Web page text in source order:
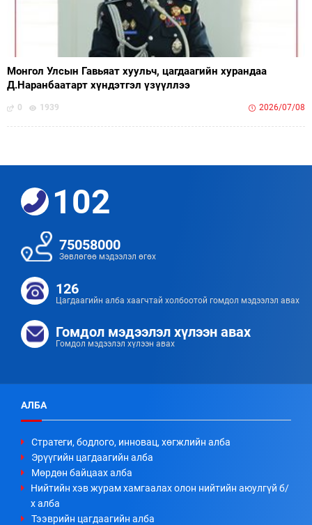
Монгол Улсын Гавьяат хуульч, цагдаагийн хурандаа
Д.Наранбаатарт хүндэтгэл үзүүллээ
0 1939 2026/07/08
102
75058000
Зөвлөгөө мэдээлэл өгөх
126
Цагдаагийн алба хаагчтай холбоотой гомдол мэдээлэл авах
Гомдол мэдээлэл хүлээн авах
Гомдол мэдээлэл хүлээн авах
АЛБА
Стратеги, бодлого, инновац, хөгжлийн алба
Эрүүгийн цагдаагийн алба
Мөрдөн байцаах алба
Нийтийн хэв журам хамгаалах олон нийтийн аюулгүй б/
х алба
Тээврийн цагдаагийн алба